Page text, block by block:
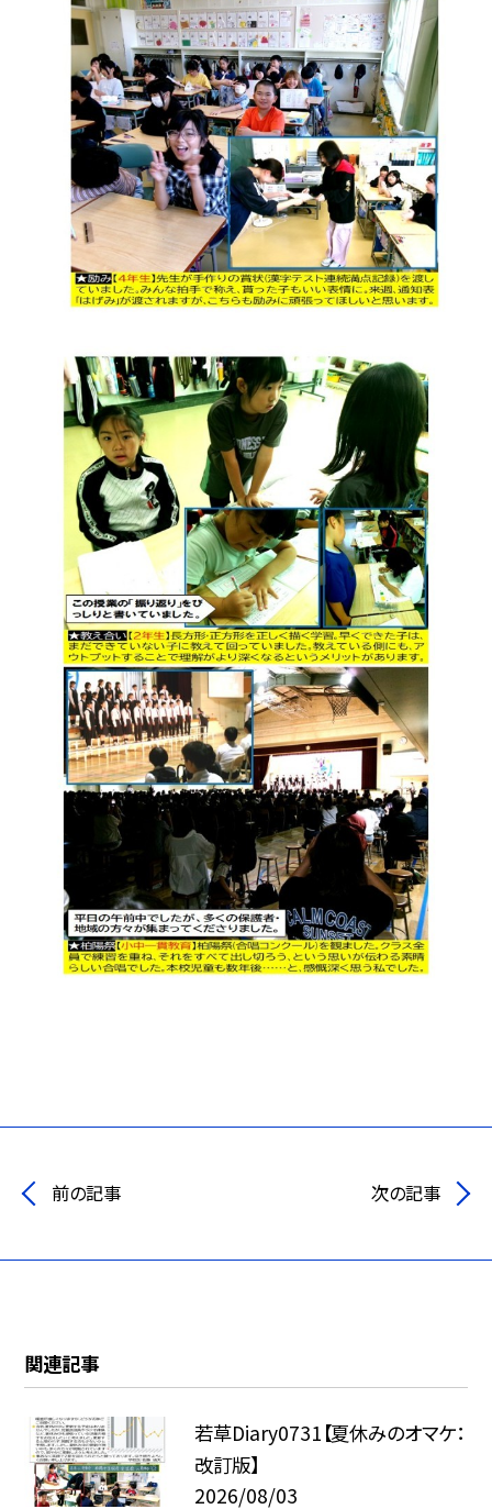
前の記事 次の記事
関連記事
若草Diary0731【夏休みのオマケ：
改訂版】
2026/08/03